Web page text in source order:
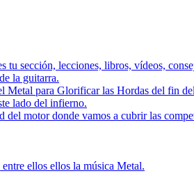
tu sección, lecciones, libros, vídeos,
la guitarra.
Metal para Glorificar las Hordas del fin
lado del infierno.
motor donde vamos a cubrir las
ellos ellos la música Metal.